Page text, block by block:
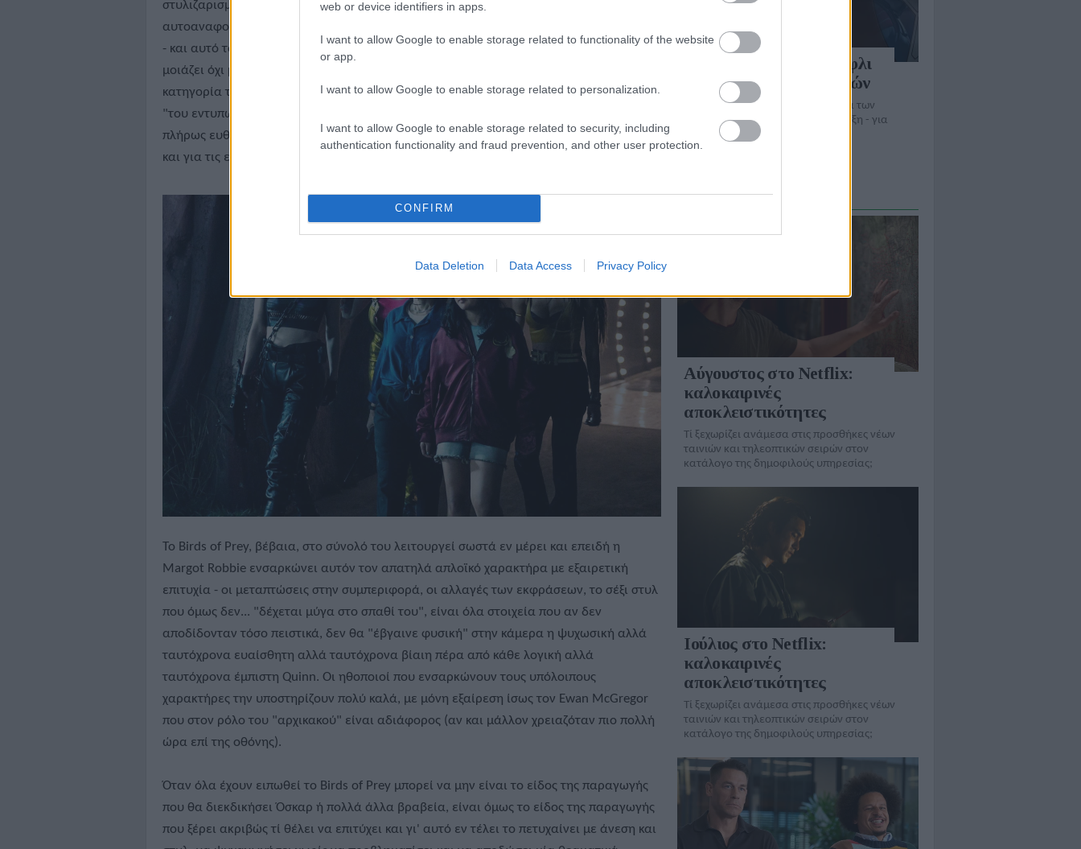
web or device identifiers in apps.
I want to allow Google to enable storage related to functionality of the website
or app.
I want to allow Google to enable storage related to personalization.
I want to allow Google to enable storage related to security, including
authentication functionality and fraud prevention, and other user protection.
CONFIRM
Data Deletion Data Access Privacy Policy
στυλιζαρισμένη αισθητική, την καταιγιστική δράση, την απίθανη μουσική και το
αυτοαναφορικό χιούμορ με τρόπο που να προκύπτει κάτι χαρακτηριστικά διαφορετικό
- και αυτό το κατάφεραν χωρίς καμία αμφιβολία, προσφέροντας μία ταινία που δεν
μοιάζει όχι μόνο με καμία άλλη των Warner/DC, αλλά με καμία άλλη... γενικότερα στην
κατηγορία των υπερηρωϊκών περιπετειών. Πολύχρωμη, λαμπερή, με εφέ απροκάλυπτα
"του εντυπωσιασμού" αλλά άκρως επιτυχημένα, είναι μία ταινία συνειδητά και
πλήρως ευθυγραμμισμένη με τον χαρακτήρα της Harley Quinn. Με ό,τι αυτό σημαίνει
και για τις ελάχιστες σκηνές που... δεν λειτουργούν ενίοτε!
Το Birds of Prey, βέβαια, στο σύνολό του λειτουργεί σωστά εν μέρει και επειδή η
Margot Robbie ενσαρκώνει αυτόν τον απατηλά απλοϊκό χαρακτήρα με εξαιρετική
επιτυχία - οι μεταπτώσεις στην συμπεριφορά, οι αλλαγές των εκφράσεων, το σέξι στυλ
που όμως δεν... "δέχεται μύγα στο σπαθί του", είναι όλα στοιχεία που αν δεν
αποδίδονταν τόσο πειστικά, δεν θα "έβγαινε φυσική" στην κάμερα η ψυχωσική αλλά
ταυτόχρονα ευαίσθητη αλλά ταυτόχρονα βίαιη πέρα από κάθε λογική αλλά
ταυτόχρονα έμπιστη Quinn. Οι ηθοποιοί που ενσαρκώνουν τους υπόλοιπους
χαρακτήρες την υποστηρίζουν πολύ καλά, με μόνη εξαίρεση ίσως τον Ewan McGregor
που στον ρόλο του "αρχικακού" είναι αδιάφορος (αν και μάλλον χρειαζόταν πιο πολλή
ώρα επί της οθόνης).
Όταν όλα έχουν ειπωθεί το Birds of Prey μπορεί να μην είναι το είδος της παραγωγής
που θα διεκδικήσει Όσκαρ ή πολλά άλλα βραβεία, είναι όμως το είδος της παραγωγής
που ξέρει ακριβώς τί θέλει να επιτύχει και γι' αυτό εν τέλει το πετυχαίνει με άνεση και
Disney Plus: στο κατώφλι
των 100 εκ. συνδρομητών
Η Δικτυακή ψυχαγωγική υπηρεσία των
Αμερικανών σε εκρηκτική ανάπτυξη - για
πόσο μπορεί να την διατηρήσει;
Αύγουστος στο Netflix:
καλοκαιρινές
αποκλειστικότητες
Τί ξεχωρίζει ανάμεσα στις προσθήκες νέων
ταινιών και τηλεοπτικών σειρών στον
κατάλογo της δημοφιλούς υπηρεσίας;
Ιούλιος στο Netflix:
καλοκαιρινές
αποκλειστικότητες
Τί ξεχωρίζει ανάμεσα στις προσθήκες νέων
ταινιών και τηλεοπτικών σειρών στον
κατάλογo της δημοφιλούς υπηρεσίας;